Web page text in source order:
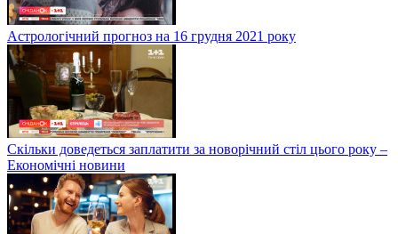
Астрологічний прогноз на 16 грудня 2021 року
Скільки доведеться заплатити за новорічний стіл цього року –
Економічні новини